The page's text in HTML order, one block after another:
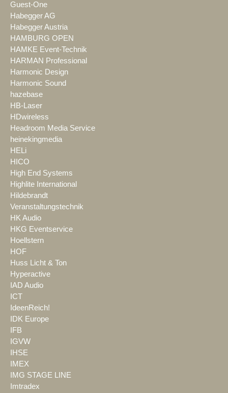
Guest-One
Habegger AG
Habegger Austria
HAMBURG OPEN
HAMKE Event-Technik
HARMAN Professional
Harmonic Design
Harmonic Sound
hazebase
HB-Laser
HDwireless
Headroom Media Service
heinekingmedia
HELi
HICO
High End Systems
Highlite International
Hildebrandt
Veranstaltungstechnik
HK Audio
HKG Eventservice
Hoellstern
HOF
Huss Licht & Ton
Hyperactive
IAD Audio
ICT
IdeenReich!
IDK Europe
IFB
IGVW
IHSE
IMEX
IMG STAGE LINE
Imtradex